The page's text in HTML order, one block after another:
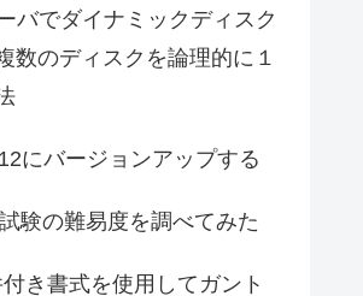
バでダイナミックディスク
数のディスクを論理的に１
にバージョンアップする
験の難易度を調べてみた
き書式を使用してガント